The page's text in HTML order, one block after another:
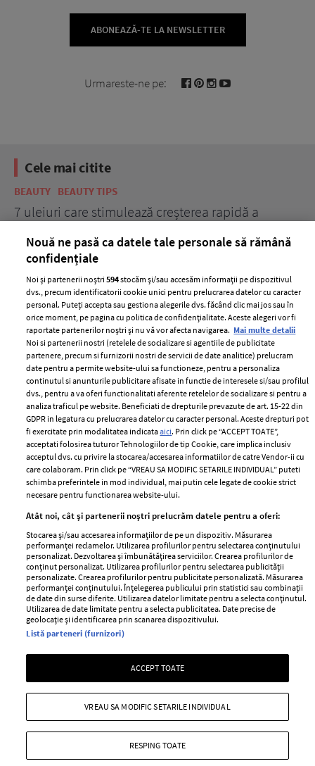
ABONEAZĂ-TE LA NEWSLETTER
Urmareste-ne pe:
Cele mai citite
BEAUTY BEAUTY TIPS
7 uleiuri care stimulează creșterea rapidă a
ELLE Style Awards
2024
Despre ELLE
Romania
Contact
Abonamente
Termeni si conditii
Politica de
confidențialitate
Politica de cookies
Publicitate
GSP
Unica
Baby
Retete
femei
Viva
Avantaje
Retete practice
Pariază responsabil! Decizia ONJN nr. 821/25.09.2025.
Jocurile de noroc sunt interzise minorilor.
Copyright © 2026 Ringier Romania SRL
Nouă ne pasă ca datele tale personale să rămână
confidențiale
Noi și partenerii noștri594stocăm și/sau accesăm informații pe dispozitivul
dvs., precum identificatorii cookie unici pentru prelucrarea datelor cu caracter
personal. Puteți accepta sau gestiona alegerile dvs. făcând clic mai jos sau în
orice moment, pe pagina cu politica de confidențialitate. Aceste alegeri vor fi
raportate partenerilor noștri și nu vă vor afecta navigarea. Mai multe detalii
Noi si partenerii nostri (retelele de socializare si agentiile de publicitate
partenere, precum si furnizorii nostri de servicii de date analitice) prelucram
date pentru a permite website-ului sa functioneze, pentru a personaliza
continutul si anunturile publicitare afisate in functie de interesele si/sau profilul
dvs., pentru a va oferi functionalitati aferente retelelor de socializare si pentru a
analiza traficul pe website. Beneficiati de drepturile prevazute de art. 15-22 din
GDPR in legatura cu prelucrarea datelor cu caracter personal. Aceste drepturi pot
fi exercitate prin modalitatea indicataaici. Prin click pe “ACCEPT TOATE”,
acceptati folosirea tuturor Tehnologiilor de tip Cookie, care implica inclusiv
acceptul dvs. cu privire la stocarea/accesarea informatiilor de catre Vendor-ii cu
care colaboram. Prin click pe “VREAU SA MODIFIC SETARILE INDIVIDUAL” puteti
schimba preferintele in mod individual, mai putin cele legate de cookie strict
necesare pentru functionarea website-ului.
Atât noi, cât și partenerii noștri prelucrăm datele pentru a oferi:
Stocarea și/sau accesarea informațiilor de pe un dispozitiv. Măsurarea
performanței reclamelor. Utilizarea profilurilor pentru selectarea conținutului
personalizat. Dezvoltarea și îmbunătățirea serviciilor. Crearea profilurilor de
conținut personalizat. Utilizarea profilurilor pentru selectarea publicității
personalizate. Crearea profilurilor pentru publicitate personalizată. Măsurarea
performanței conținutului. Înțelegerea publicului prin statistici sau combinații
de date din surse diferite. Utilizarea datelor limitate pentru a selecta conținutul.
Utilizarea de date limitate pentru a selecta publicitatea. Date precise de
geolocație și identificarea prin scanarea dispozitivului.
Listă parteneri (furnizori)
ACCEPT TOATE
RESPING TOATE
VREAU SA MODIFIC SETARILE INDIVIDUAL